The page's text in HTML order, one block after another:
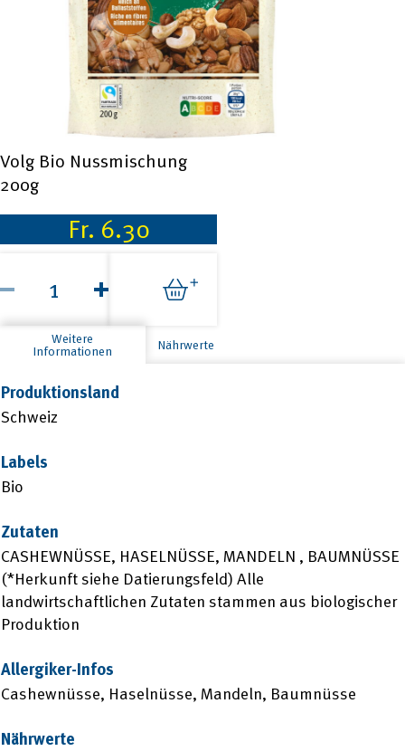
Volg Bio Nussmischung
200g
Fr. 6.30
Nussmischung
Menge Weitere
Informationen Nährwerte
Produktionsland
Schweiz
Labels
Bio
Zutaten
CASHEWNÜSSE, HASELNÜSSE, MANDELN , BAUMNÜSSE
(*Herkunft siehe Datierungsfeld) Alle
landwirtschaftlichen Zutaten stammen aus biologischer
Produktion
Allergiker-Infos
Cashewnüsse, Haselnüsse, Mandeln, Baumnüsse
Nährwerte